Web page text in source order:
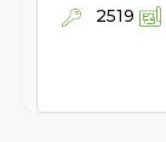
2519